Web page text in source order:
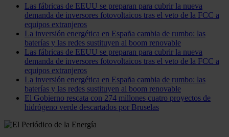
Las fábricas de EEUU se preparan para cubrir la nueva
demanda de inversores fotovoltaicos tras el veto de la FCC a
equipos extranjeros
La inversión energética en España cambia de rumbo: las
baterías y las redes sustituyen al boom renovable
Las fábricas de EEUU se preparan para cubrir la nueva
demanda de inversores fotovoltaicos tras el veto de la FCC a
equipos extranjeros
La inversión energética en España cambia de rumbo: las
baterías y las redes sustituyen al boom renovable
El Gobierno rescata con 274 millones cuatro proyectos de
hidrógeno verde descartados por Bruselas